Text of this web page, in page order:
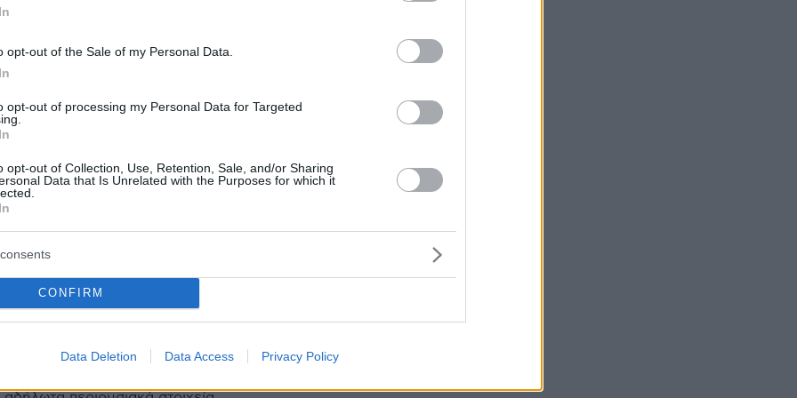
opt-out of the Sale of my Personal Data.
opt-out of processing my Personal Data for Targeted
opt-out of Collection, Use, Retention, Sale, and/or Sharing
Data that Is Unrelated with the Purposes for which it
CONFIRM
Data Deletion Data Access Privacy Policy
φυτεία κάνναβης με 821
στα Ιωάννινα
επιχείρηση που οργανώθηκε κατασχέθηκαν
2
«εισπράκτορας» σπείρας
απατών, άρπαξαν σχεδόν
ευρώ από ηλικιωμένους σε
και Μέτσοβο